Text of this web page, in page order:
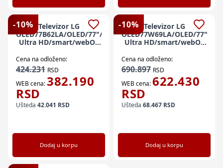
-10% Televizor LG
OLED77B62LA/OLED/77"/4K
Ultra HD/smart/webOS
Cena na odloženo:
424.231 RSD
WEB cena:382.190
RSD
Ušteda 42.041 RSD
Dodaj u korpu
-10% Televizor LG
OLED77W69LA/OLED/77"/4K
Ultra HD/smart/webOS
Cena na odloženo:
690.897 RSD
WEB cena:622.430
RSD
Ušteda 68.467 RSD
Dodaj u korpu